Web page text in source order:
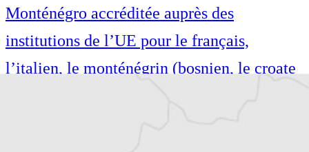
Monténégro accréditée auprès des
institutions de l’UE pour le français,
l’italien, le monténégrin (bosnien, le croate